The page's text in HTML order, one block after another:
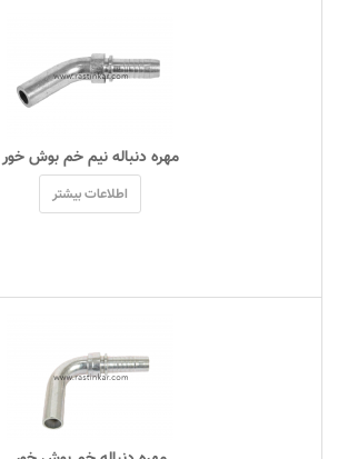
مهره دنباله نیم خم بوش خور
اطلاعات بیشتر